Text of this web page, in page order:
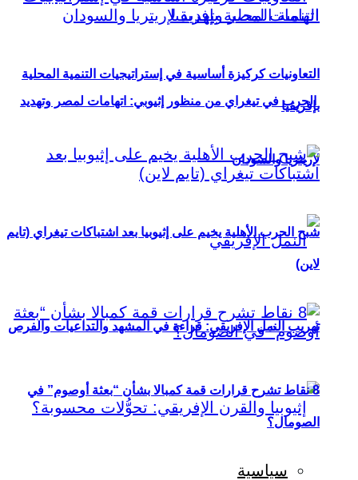
الحرب في تيغراي من منظور إثيوبي: اتهامات لمصر وتهديد
لإريتريا والسودان
تهريب النمل الإفريقي: قراءة في المشهد والتداعيات والفرص
التعاونيات كركيزة أساسية في إستراتيجيات التنمية المحلية
بإفريقيا
شبح الحرب الأهلية يخيم على إثيوبيا بعد اشتباكات تيغراي (تايم
لاين)
8 نقاط تشرح قرارات قمة كمبالا بشأن “بعثة أوصوم” في
الصومال؟
سياسية